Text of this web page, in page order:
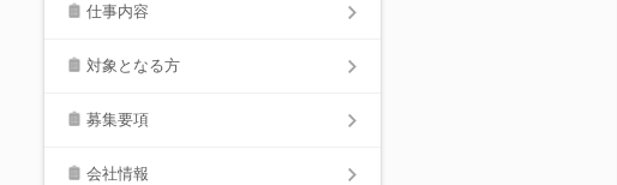
仕事内容
対象となる方
募集要項
会社情報